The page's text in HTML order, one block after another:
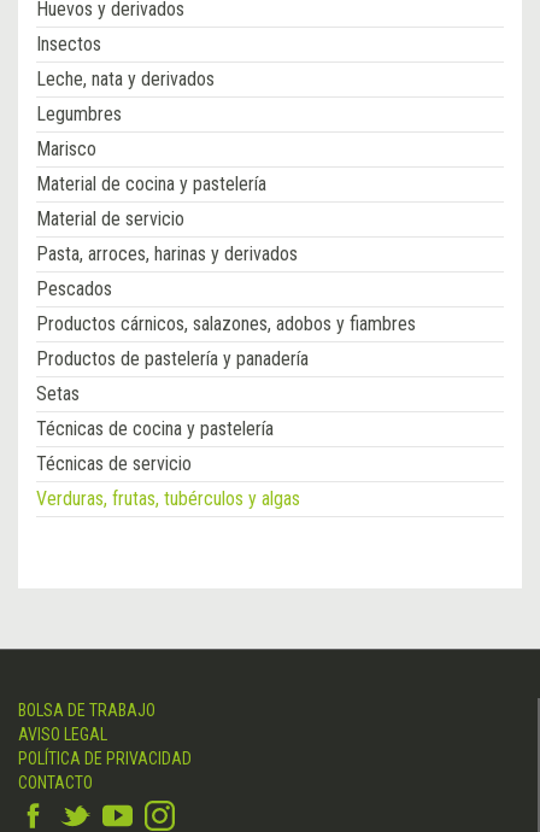
Huevos y derivados
Insectos
Leche, nata y derivados
Legumbres
Marisco
Material de cocina y pastelería
Material de servicio
Pasta, arroces, harinas y derivados
Pescados
Productos cárnicos, salazones, adobos y fiambres
Productos de pastelería y panadería
Setas
Técnicas de cocina y pastelería
Técnicas de servicio
Verduras, frutas, tubérculos y algas
BOLSA DE TRABAJO
AVISO LEGAL
POLÍTICA DE PRIVACIDAD
CONTACTO